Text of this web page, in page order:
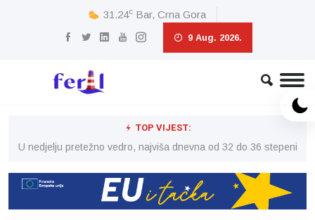
31.24c Bar, Crna Gora
9 Aug. 2026.
TOP VIJEST:
U nedjelju pretežno vedro, najviša dnevna od 32 do 36 stepeni